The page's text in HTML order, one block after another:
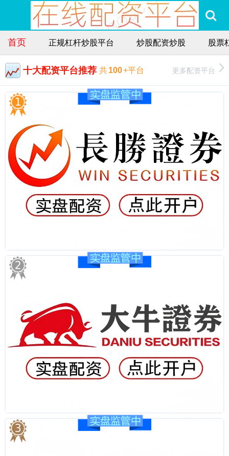
首页 正规杠杆炒股平台 炒股配资炒股 股票
十大配资平台推荐 共100+平台 更多配资平台